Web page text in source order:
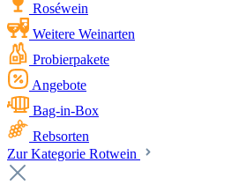
Roséwein
Weitere Weinarten
Probierpakete
Angebote
Bag-in-Box
Rebsorten
Zur Kategorie Rotwein